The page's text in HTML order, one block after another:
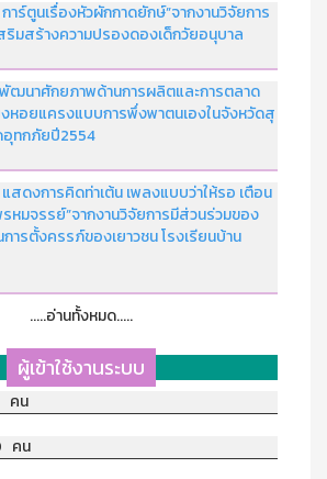
าร์ตูนเรื่องหัวผักกาดยักษ์”จากงานวิจัยการ
มสร้างความปรองดองเด็กวัยอนุบาล
ฒนาศักยภาพด้านการผลิตและการตลาด
งหอยแครงแบบการพึ่งพาตนเองในจังหวัดสุ
อุทกภัยปี2554
สดงการคิดท่าเต้น เพลงแบบว่าให้รอ เตือน
รหมจรรย์”จากงานวิจัยการมีส่วนร่วมของ
ารตั้งครรภ์ของเยาวชน โรงเรียนบ้าน
.....อ่านทั้งหมด.....
ผู้เข้าใช้งานระบบ
คน
คน